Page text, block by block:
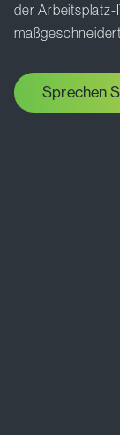
der Arbeitsplatz-
Sprechen